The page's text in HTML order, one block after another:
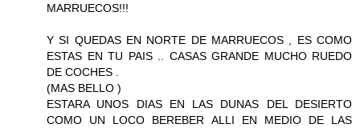
MARRUECOS!!!
Y SI QUEDAS EN NORTE DE MARRUECOS , ES COMO
ESTAS EN TU PAIS .. CASAS GRANDE MUCHO RUEDO
DE COCHES .
(MAS BELLO )
ESTARA UNOS DIAS EN LAS DUNAS DEL DESIERTO
COMO UN LOCO BEREBER ALLI EN MEDIO DE LAS